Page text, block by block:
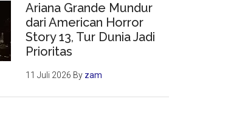
Ariana Grande Mundur
dari American Horror
Story 13, Tur Dunia Jadi
Prioritas
11 Juli 2026 By zam